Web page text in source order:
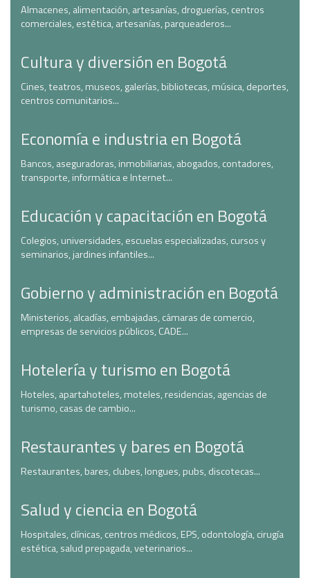
Almacenes, alimentación, artesanías, droguerías, centros
comerciales, estética, artesanías, parqueaderos...
Cultura y diversión en Bogotá
Cines, teatros, museos, galerías, bibliotecas, música, deportes,
centros comunitarios...
Economía e industria en Bogotá
Bancos, aseguradoras, inmobiliarias, abogados, contadores,
transporte, informática e Internet...
Educación y capacitación en Bogotá
Colegios, universidades, escuelas especializadas, cursos y
seminarios, jardines infantiles...
Gobierno y administración en Bogotá
Ministerios, alcadías, embajadas, cámaras de comercio,
empresas de servicios públicos, CADE...
Hotelería y turismo en Bogotá
Hoteles, apartahoteles, moteles, residencias, agencias de
turismo, casas de cambio...
Restaurantes y bares en Bogotá
Restaurantes, bares, clubes, longues, pubs, discotecas...
Salud y ciencia en Bogotá
Hospitales, clínicas, centros médicos, EPS, odontología, cirugía
estética, salud prepagada, veterinarios...